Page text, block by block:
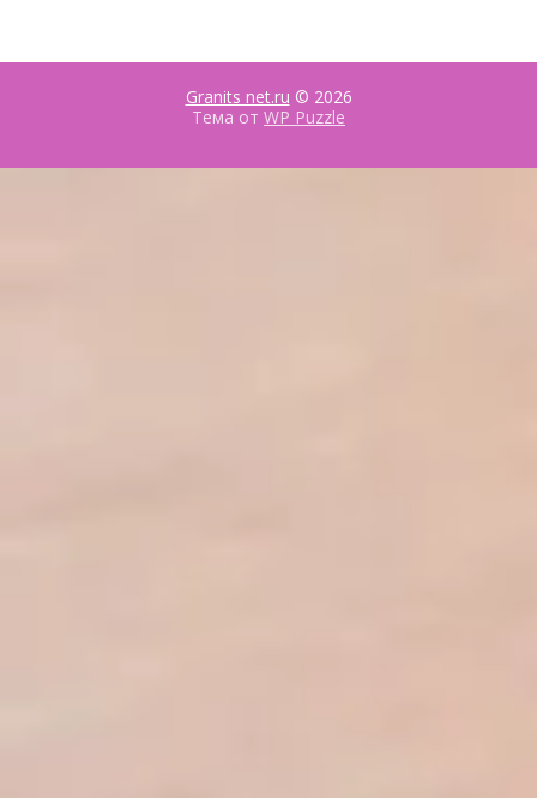
Granits net.ru © 2026
Тема от WP Puzzle